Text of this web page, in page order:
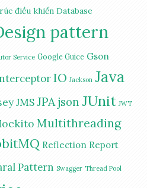
điều khiển Database
pattern
Service Google Guice Gson
IO Jackson Java
JMSJPA json JUnit JWT
Multithreading
Reflection Report
Pattern Swagger Thread Pool